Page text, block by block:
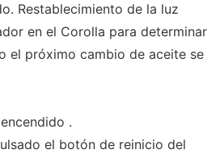
Restablecimiento de la luz
en el Corolla para determinar
el próximo cambio de aceite se
.
el botón de reinicio del